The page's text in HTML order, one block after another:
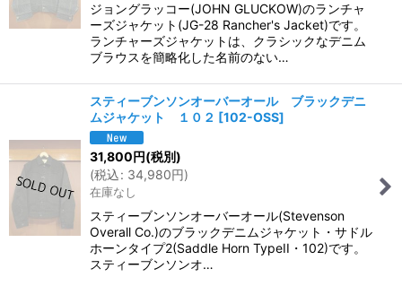
ジョングラッコー(JOHN GLUCKOW)のランチャ
ーズジャケット(JG-28 Rancher's Jacket)です。
ランチャーズジャケットは、クラシックなデニム
ブラウスを簡略化した名前のない…
スティーブンソンオーバーオール ブラックデニ
ムジャケット １０２ [102-OSS]
31,800円(税別)
(税込: 34,980円)
在庫なし
スティーブンソンオーバーオール(Stevenson
Overall Co.)のブラックデニムジャケット・サドル
ホーンタイプ2(Saddle Horn TypeII・102)です。
スティーブンソンオ…